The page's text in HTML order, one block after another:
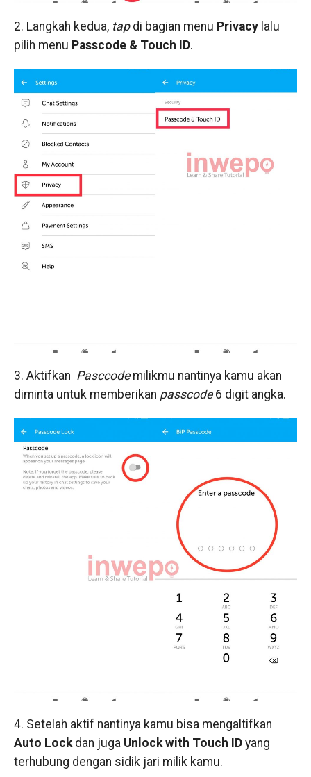
2. Langkah kedua, tapdi bagian menu Privacylalu
pilih menu Passcode & Touch ID.
3. Aktifkan Pasccodemilikmu nantinya kamu akan
diminta untuk memberikan passcode6 digit angka.
4. Setelah aktif nantinya kamu bisa mengaltifkan
Auto Lockdan juga Unlock with Touch IDyang
terhubung dengan sidik jari milik kamu.